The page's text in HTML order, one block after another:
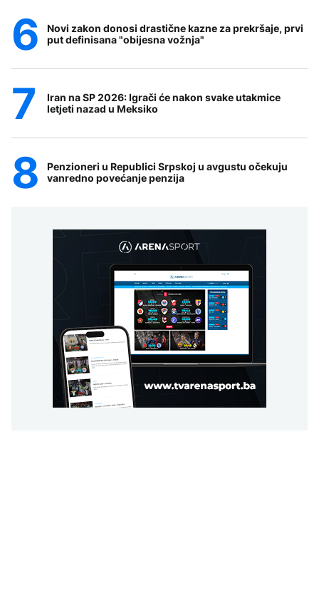
Novi zakon donosi drastične kazne za prekršaje, prvi
put definisana "obijesna vožnja"
Iran na SP 2026: Igrači će nakon svake utakmice
letjeti nazad u Meksiko
Penzioneri u Republici Srpskoj u avgustu očekuju
vanredno povećanje penzija